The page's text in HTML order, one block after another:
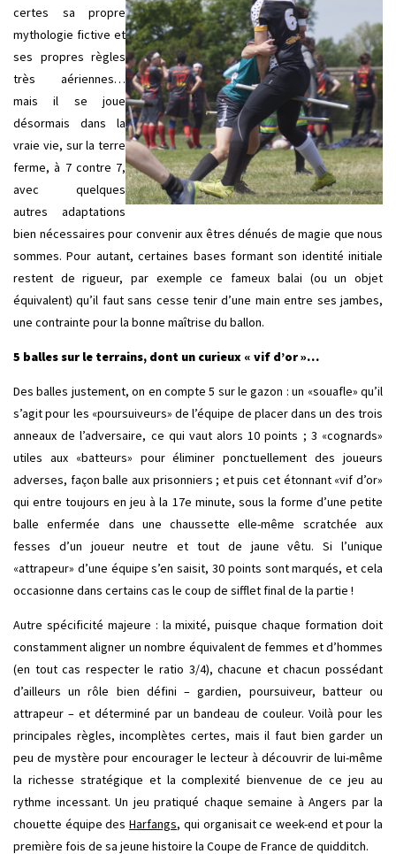
certes sa propre
mythologie fictive et
ses propres règles
très aériennes…
mais il se joue
désormais dans la
vraie vie, sur la terre
ferme, à 7 contre 7,
avec quelques
autres adaptations
bien nécessaires pour convenir aux êtres dénués de magie que nous
sommes. Pour autant, certaines bases formant son identité initiale
restent de rigueur, par exemple ce fameux balai (ou un objet
équivalent) qu’il faut sans cesse tenir d’une main entre ses jambes,
une contrainte pour la bonne maîtrise du ballon.
5 balles sur le terrains, dont un curieux « vif d’or »…
Des balles justement, on en compte 5 sur le gazon : un «souafle» qu’il
s’agit pour les «poursuiveurs» de l’équipe de placer dans un des trois
anneaux de l’adversaire, ce qui vaut alors 10 points ; 3 «cognards»
utiles aux «batteurs» pour éliminer ponctuellement des joueurs
adverses, façon balle aux prisonniers ; et puis cet étonnant «vif d’or»
qui entre toujours en jeu à la 17e minute, sous la forme d’une petite
balle enfermée dans une chaussette elle-même scratchée aux
fesses d’un joueur neutre et tout de jaune vêtu. Si l’unique
«attrapeur» d’une équipe s’en saisit, 30 points sont marqués, et cela
occasionne dans certains cas le coup de sifflet final de la partie !
Autre spécificité majeure : la mixité, puisque chaque formation doit
constamment aligner un nombre équivalent de femmes et d’hommes
(en tout cas respecter le ratio 3/4), chacune et chacun possédant
d’ailleurs un rôle bien défini – gardien, poursuiveur, batteur ou
attrapeur – et déterminé par un bandeau de couleur. Voilà pour les
principales règles, incomplètes certes, mais il faut bien garder un
peu de mystère pour encourager le lecteur à découvrir de lui-même
la richesse stratégique et la complexité bienvenue de ce jeu au
rythme incessant. Un jeu pratiqué chaque semaine à Angers par la
chouette équipe desHarfangs, qui organisait ce week-end et pour la
première fois de sa jeune histoire la Coupe de France de quidditch.